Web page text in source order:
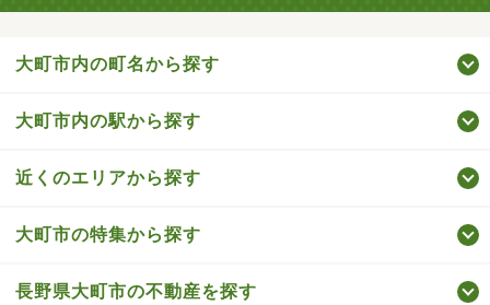
大町市内の町名から探す
大町市内の駅から探す
近くのエリアから探す
大町市の特集から探す
長野県大町市の不動産を探す